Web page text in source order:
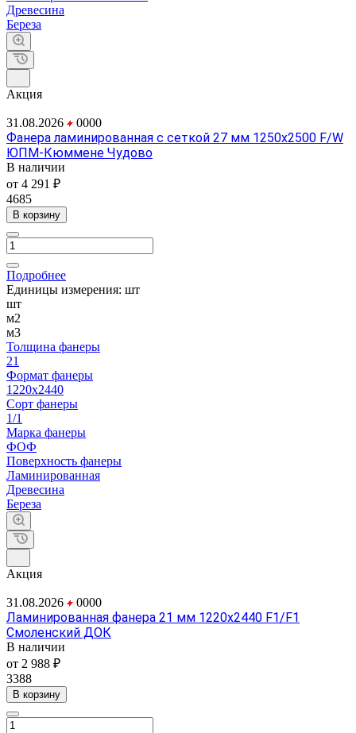
Древесина
Береза
Акция
31.08.2026 0000
Фанера ламинированная с сеткой 27 мм 1250х2500 F/W
ЮПМ-Кюммене Чудово
В наличии
от 4 291 ₽
4685
В корзину
Подробнее
Единицы измерения: шт
шт
м2
м3
Толщина фанеры
21
Формат фанеры
1220х2440
Сорт фанеры
1/1
Марка фанеры
ФОФ
Поверхность фанеры
Ламинированная
Древесина
Береза
Акция
31.08.2026 0000
Ламинированная фанера 21 мм 1220х2440 F1/F1
Смоленский ДОК
В наличии
от 2 988 ₽
3388
В корзину